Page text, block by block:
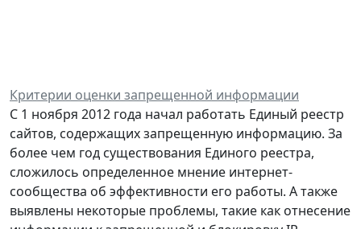
Критерии оценки запрещенной информации
С 1 ноября 2012 года начал работать Единый реестр
сайтов, содержащих запрещенную информацию. За
более чем год существования Единого реестра,
сложилось определенное мнение интернет-
сообщества об эффективности его работы. А также
выявлены некоторые проблемы, такие как отнесение